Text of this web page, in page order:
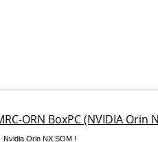
ORN BoxPC (NVIDIA Orin
Nvidia Orin NX SOM !